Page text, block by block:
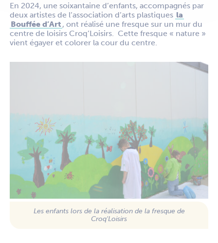
En 2024, une soixantaine d’enfants, accompagnés par
deux artistes de l’association d’arts plastiques la
Bouffée d’Art , ont réalisé une fresque sur un mur du
centre de loisirs Croq’Loisirs. Cette fresque « nature »
vient égayer et colorer la cour du centre.
Les enfants lors de la réalisation de la fresque de
Croq'Loisirs